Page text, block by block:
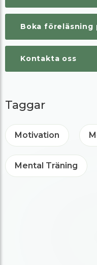
Boka föreläsning
Kontakta oss
Taggar
Motivation
Mental Träning